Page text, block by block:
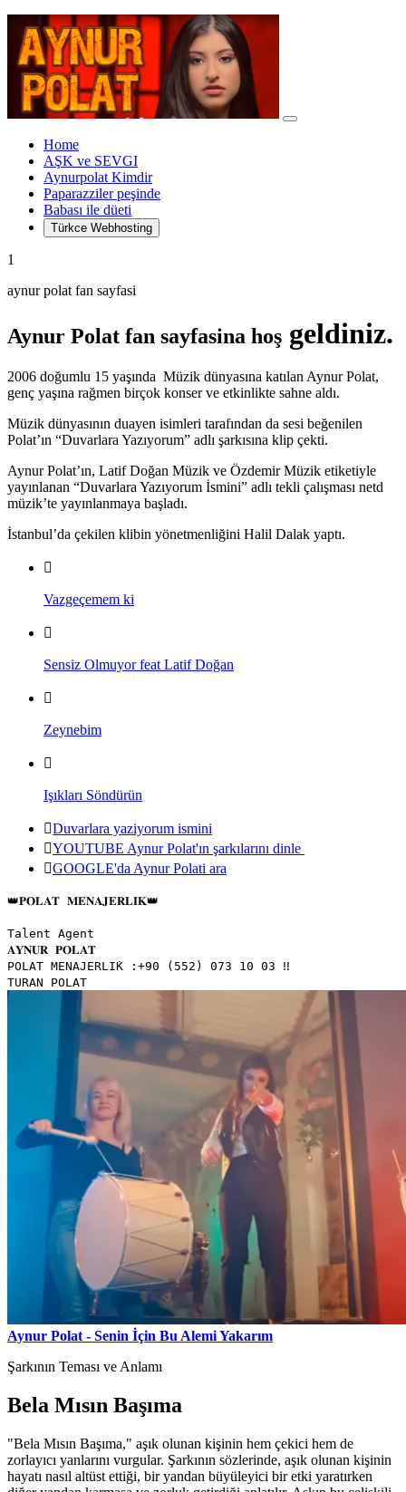
Home
AŞK ve SEVGI
Aynurpolat Kimdir
Paparazziler peşinde
Babası ile düeti
Türkce Webhosting
1
aynur polat fan sayfasi
Aynur Polat fan sayfasina hoş geldiniz.
2006 doğumlu 15 yaşında Müzik dünyasına katılan Aynur Polat,
genç yaşına rağmen birçok konser ve etkinlikte sahne aldı.
Müzik dünyasının duayen isimleri tarafından da sesi beğenilen
Polat’ın “Duvarlara Yazıyorum” adlı şarkısına klip çekti.
Aynur Polat’ın, Latif Doğan Müzik ve Özdemir Müzik etiketiyle
yayınlanan “Duvarlara Yazıyorum İsmini” adlı tekli çalışması netd
müzik’te yayınlanmaya başladı.
İstanbul’da çekilen klibin yönetmenliğini Halil Dalak yaptı.
Vazgeçemem ki
Sensiz Olmuyor feat Latif Doğan
Zeynebim
Işıkları Söndürün
Duvarlara yaziyorum ismini
YOUTUBE Aynur Polat'ın şarkılarını dinle
GOOGLE'da Aynur Polati ara
👑𝐏𝐎𝐋𝐀𝐓 𝐌𝐄𝐍𝐀𝐉𝐄𝐑𝐋𝐈̇𝐊👑
Talent Agent
𝐀𝐘𝐍𝐔𝐑 𝐏𝐎𝐋𝐀𝐓
𝙿𝙾𝙻𝙰𝚃 𝙼𝙴𝙽𝙰𝙹𝙴𝚁𝙻𝙸̇𝙺 :+𝟿𝟶 (𝟻𝟻𝟸) 𝟶𝟽𝟹 𝟷𝟶 𝟶𝟹 ‼️
𝚃𝚄𝚁𝙰𝙽 𝙿𝙾𝙻𝙰𝚃
Aynur Polat - Senin İçin Bu Alemi Yakarım
Şarkının Teması ve Anlamı
Bela Mısın Başıma
"Bela Mısın Başıma," aşık olunan kişinin hem çekici hem de
zorlayıcı yanlarını vurgular. Şarkının sözlerinde, aşık olunan kişinin
hayatı nasıl altüst ettiği, bir yandan büyüleyici bir etki yaratırken